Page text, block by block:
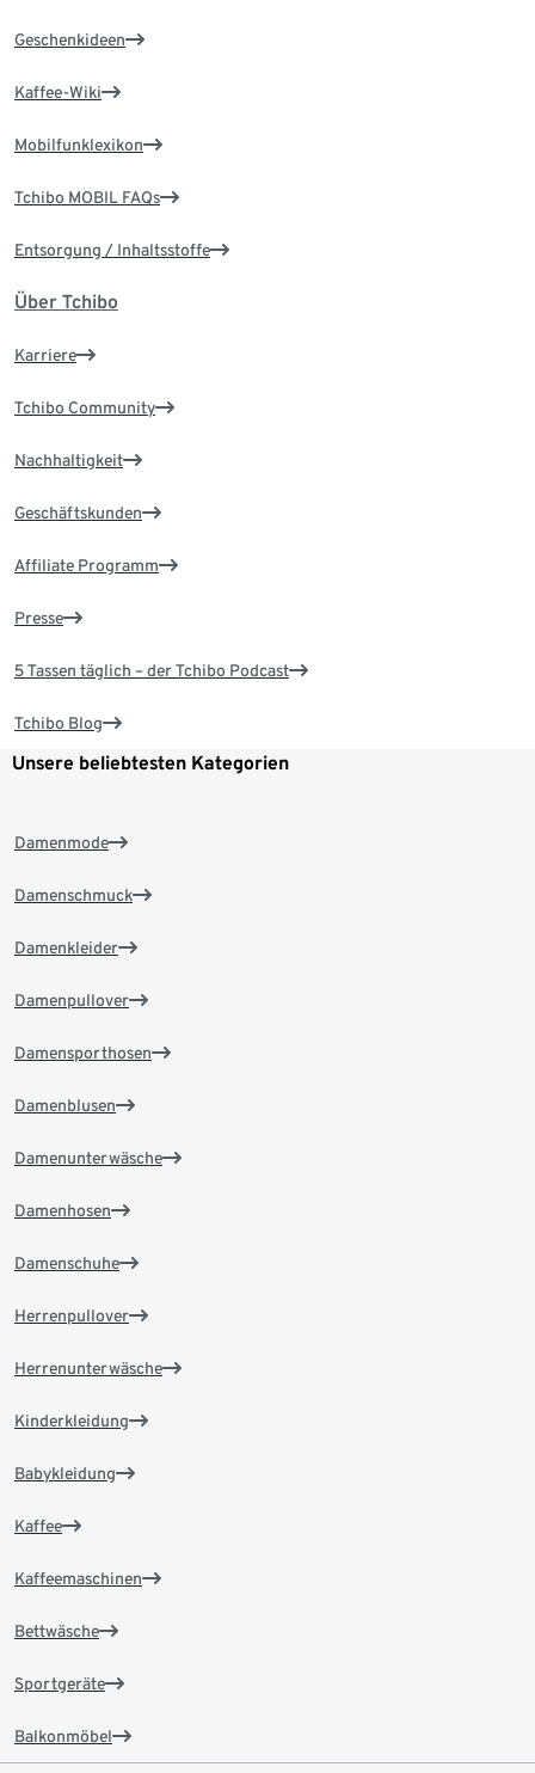
Geschenkideen
Kaffee-Wiki
Mobilfunklexikon
Tchibo MOBIL FAQs
Entsorgung / Inhaltsstoffe
Über Tchibo
Karriere
Tchibo Community
Nachhaltigkeit
Geschäftskunden
Affiliate Programm
Presse
5 Tassen täglich – der Tchibo Podcast
Tchibo Blog
Unsere beliebtesten Kategorien
Damenmode
Damenschmuck
Damenkleider
Damenpullover
Damensporthosen
Damenblusen
Damenunterwäsche
Damenhosen
Damenschuhe
Herrenpullover
Herrenunterwäsche
Kinderkleidung
Babykleidung
Kaffee
Kaffeemaschinen
Bettwäsche
Sportgeräte
Balkonmöbel